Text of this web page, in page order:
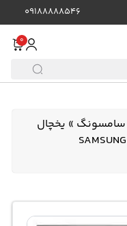
09188888546
0
سامسونگ » یخچال
دوقلو سامسونگ آبریز دار 29 فوت SAMSUNG